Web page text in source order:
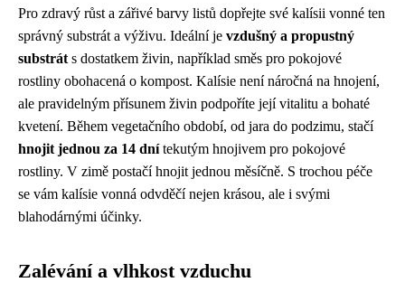
Pro zdravý růst a zářivé barvy listů dopřejte své kalísii vonné ten
správný substrát a výživu. Ideální je vzdušný a propustný
substrát s dostatkem živin, například směs pro pokojové
rostliny obohacená o kompost. Kalísie není náročná na hnojení,
ale pravidelným přísunem živin podpoříte její vitalitu a bohaté
kvetení. Během vegetačního období, od jara do podzimu, stačí
hnojit jednou za 14 dnítekutým hnojivem pro pokojové
rostliny. V zimě postačí hnojit jednou měsíčně. S trochou péče
se vám kalísie vonná odvděčí nejen krásou, ale i svými
blahodárnými účinky.
Zalévání a vlhkost vzduchu